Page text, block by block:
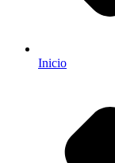
Inicio